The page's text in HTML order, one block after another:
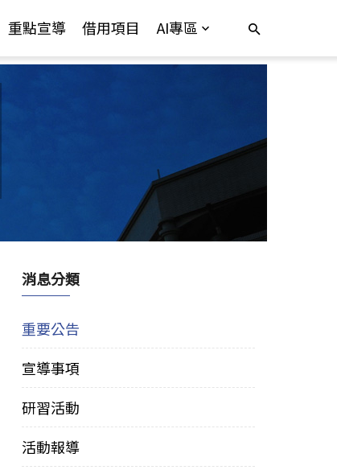
重點宣導 借用項目 AI專區
消息分類
重要公告
宣導事項
研習活動
活動報導